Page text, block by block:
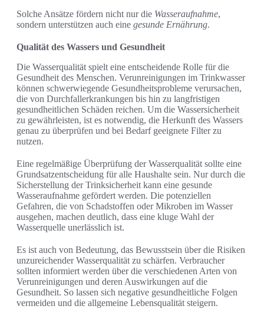
Solche Ansätze fördern nicht nur die Wasseraufnahme,
sondern unterstützen auch eine gesunde Ernährung.
Qualität des Wassers und Gesundheit
Die Wasserqualität spielt eine entscheidende Rolle für die
Gesundheit des Menschen. Verunreinigungen im Trinkwasser
können schwerwiegende Gesundheitsprobleme verursachen,
die von Durchfallerkrankungen bis hin zu langfristigen
gesundheitlichen Schäden reichen. Um die Wassersicherheit
zu gewährleisten, ist es notwendig, die Herkunft des Wassers
genau zu überprüfen und bei Bedarf geeignete Filter zu
nutzen.
Eine regelmäßige Überprüfung der Wasserqualität sollte eine
Grundsatzentscheidung für alle Haushalte sein. Nur durch die
Sicherstellung der Trinksicherheit kann eine gesunde
Wasseraufnahme gefördert werden. Die potenziellen
Gefahren, die von Schadstoffen oder Mikroben im Wasser
ausgehen, machen deutlich, dass eine kluge Wahl der
Wasserquelle unerlässlich ist.
Es ist auch von Bedeutung, das Bewusstsein über die Risiken
unzureichender Wasserqualität zu schärfen. Verbraucher
sollten informiert werden über die verschiedenen Arten von
Verunreinigungen und deren Auswirkungen auf die
Gesundheit. So lassen sich negative gesundheitliche Folgen
vermeiden und die allgemeine Lebensqualität steigern.